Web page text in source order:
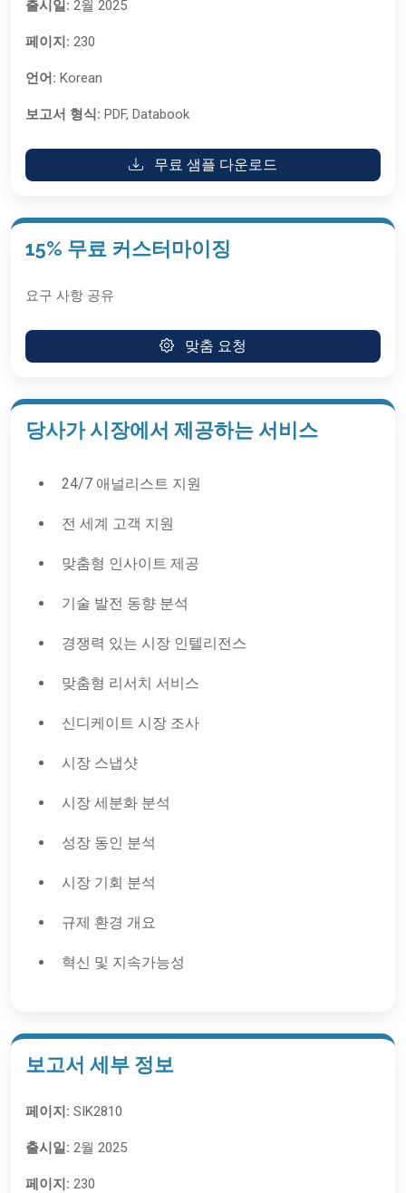
출시일: 2월 2025
페이지: 230
언어: Korean
보고서 형식: PDF, Databook
무료 샘플 다운로드
15% 무료 커스터마이징
요구 사항 공유
맞춤 요청
당사가 시장에서 제공하는 서비스
24/7 애널리스트 지원
전 세계 고객 지원
맞춤형 인사이트 제공
기술 발전 동향 분석
경쟁력 있는 시장 인텔리전스
맞춤형 리서치 서비스
신디케이트 시장 조사
시장 스냅샷
시장 세분화 분석
성장 동인 분석
시장 기회 분석
규제 환경 개요
혁신 및 지속가능성
보고서 세부 정보
페이지: SIK2810
출시일: 2월 2025
페이지: 230